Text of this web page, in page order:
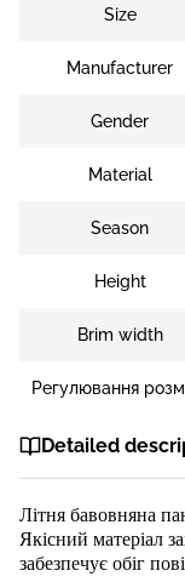
Size
Manufacturer
Gender
Material
Season
Height
Brim width
Регулювання
Detailed
Літня бавовняна
Якісний матеріал
забезпечує обіг